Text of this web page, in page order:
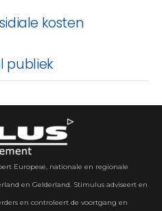
kosten
publiek
Europese, nationale en regionale
en Gelderland. Stimulus adviseert en
en controleert de voortgang en